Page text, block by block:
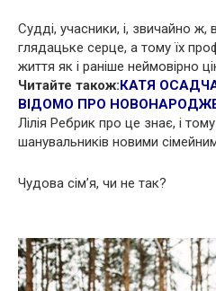
Судді, учасники, і, звичайно ж,
глядацьке серце, а тому їх
життя як і раніше неймовірно
Читайте також:КАТЯ
ВІДОМО ПРО
Лілія Ребрик про це знає, і
шанувальників новими
Чудова сім’я, чи не так?